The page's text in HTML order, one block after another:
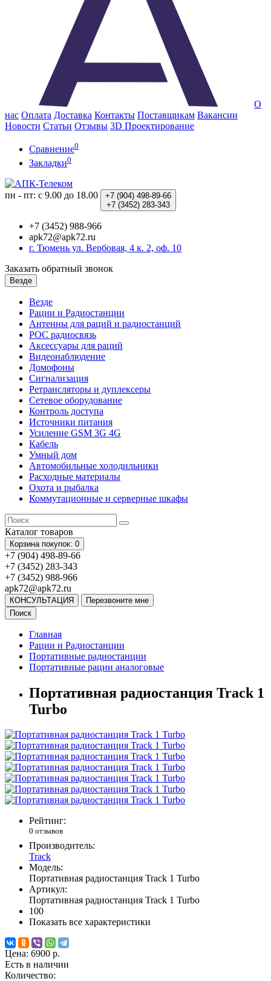
О
нас Оплата Доставка Контакты Поставщикам Вакансии
Новости Статьи Отзывы 3D Проектирование
Сравнение0
Закладки0
пн - пт: с 9.00 до 18.00 +7 (904) 498-89-66
+7 (3452) 283-343
+7 (3452) 988-966
apk72@apk72.ru
г. Тюмень ул. Вербовая, 4 к. 2, оф. 10
Заказать обратный звонок
Везде
Везде
Рации и Радиостанции
Антенны для раций и радиостанций
POC радиосвязь
Аксессуары для раций
Видеонаблюдение
Домофоны
Сигнализация
Ретрансляторы и дуплексеры
Сетевое оборудование
Контроль доступа
Источники питания
Усиление GSM 3G 4G
Кабель
Умный дом
Автомобильные холодильники
Расходные материалы
Охота и рыбалка
Коммутационные и серверные шкафы
Каталог товаров
Корзина покупок: 0
+7 (904) 498-89-66
+7 (3452) 283-343
+7 (3452) 988-966
apk72@apk72.ru
КОНСУЛЬТАЦИЯ
Перезвоните мне
Поиск
Главная
Рации и Радиостанции
Портативные радиостанции
Портативные рации аналоговые
Портативная радиостанция Track 1
Turbo
Рейтинг:
0 отзывов
Производитель:
Track
Модель:
Портативная радиостанция Track 1 Turbo
Артикул:
Портативная радиостанция Track 1 Turbo
100
Показать все характеристики
Цена: 6900 р.
Есть в наличии
Количество: